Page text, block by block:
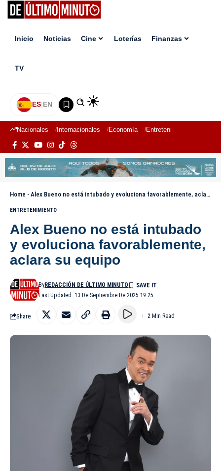
Inicio Noticias Cine Loterías Finanzas
TV
ES|EN
Nacionales Internacionales Economía Entretenimiento
Home - Alex Bueno no está intubado y evoluciona favorablemente, aclara su equipo
ENTRETENIMIENTO
Alex Bueno no está intubado
y evoluciona favorablemente,
aclara su equipo
Last Updated: 13 De Septiembre De 2025 19:25
ByREDACCIÓN DE ÚLTIMO MINUTO
Share 2 Min Read